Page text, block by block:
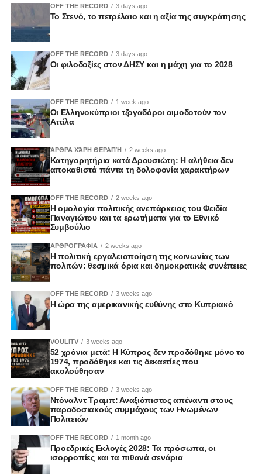
OFF THE RECORD 3 days ago
Το Στενό, το πετρέλαιο και η αξία της συγκράτησης
OFF THE RECORD 3 days ago
Οι φιλοδοξίες στον ΔΗΣΥ και η μάχη για το 2028
OFF THE RECORD 1 week ago
Οι Ελληνοκύπριοι τζογαδόροι αιμοδοτούν τον
Αττίλα
ΆΡΘΡΑ ΧΆΡΗ ΘΕΡΑΠΉ 2 weeks ago
Κατηγορητήρια κατά Δρουσιώτη: Η αλήθεια δεν
αποκαθιστά πάντα τη δολοφονία χαρακτήρων
OFF THE RECORD 2 weeks ago
Η ομολογία πολιτικής ανεπάρκειας του Φειδία
Παναγιώτου και τα ερωτήματα για το Εθνικό
Συμβούλιο
ΑΡΘΡΟΓΡΑΦΙΑ 2 weeks ago
Η πολιτική εργαλειοποίηση της κοινωνίας των
πολιτών: θεσμικά όρια και δημοκρατικές συνέπειες
OFF THE RECORD 3 weeks ago
Η ώρα της αμερικανικής ευθύνης στο Κυπριακό
VOULITV 3 weeks ago
52 χρόνια μετά: Η Κύπρος δεν προδόθηκε μόνο το
1974, προδόθηκε και τις δεκαετίες που
ακολούθησαν
OFF THE RECORD 3 weeks ago
Ντόναλντ Τραμπ: Αναξιόπιστος απέναντι στους
παραδοσιακούς συμμάχους των Ηνωμένων
Πολιτειών
OFF THE RECORD 1 month ago
Προεδρικές Εκλογές 2028: Τα πρόσωπα, οι
ισορροπίες και τα πιθανά σενάρια